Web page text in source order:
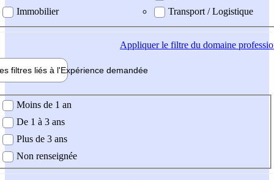
Immobilier
Transport / Logistique
Appliquerle filtre du domaine
filtres liés à l'Expérience demandée
demandée
Moins de 1 an
De 1 à 3 ans
Plus de 3 ans
Non renseignée